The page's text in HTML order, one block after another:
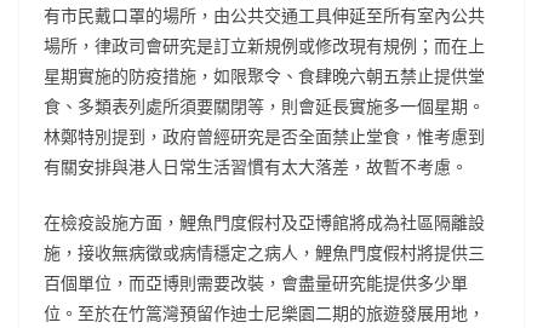
有市民戴口罩的場所，由公共交通工具伸延至所有室內公共
場所，律政司會研究是訂立新規例或修改現有規例；而在上
星期實施的防疫措施，如限聚令、食肆晚六朝五禁止提供堂
食、多類表列處所須要關閉等，則會延長實施多一個星期。
林鄭特別提到，政府曾經研究是否全面禁止堂食，惟考慮到
有關安排與港人日常生活習慣有太大落差，故暫不考慮。
在檢疫設施方面，鯉魚門度假村及亞博館將成為社區隔離設
施，接收無病徵或病情穩定之病人，鯉魚門度假村將提供三
百個單位，而亞博則需要改裝，會盡量研究能提供多少單
位。至於在竹篙灣預留作迪士尼樂園二期的旅遊發展用地，